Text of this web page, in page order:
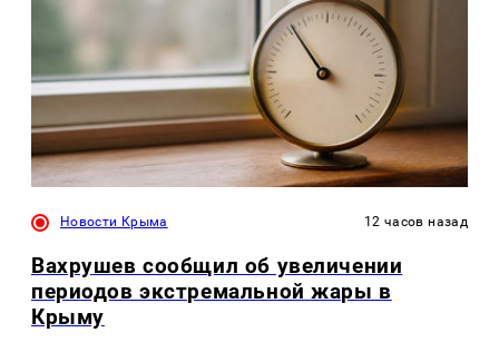
Новости Крыма 12 часов назад
Вахрушев сообщил об увеличении
периодов экстремальной жары в
Крыму